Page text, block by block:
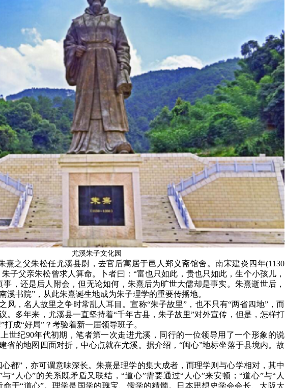
尤溪朱子文化园
熹之父朱松任尤溪县尉，去官后寓居于邑人郑义斋馆舍。南宋建炎四年(1130
子父亲朱松曾求人算命。卜者曰：“富也只如此，贵也只如此，生个小孩儿，
，还是后人附会，但无论如何，朱熹后为旷世大儒却是事实。朱熹逝世后，
溪书院”，从此朱熹诞生地成为朱子理学的重要传播地。
风，名人故里之争时常乱人耳目。宣称“朱子故里”，也不只有“两省四地”，而
。多年来，尤溪县一直坚持着“千年古县，朱子故里”对外宣传，但是，怎样打
成“好局”？考验着新一届领导班子。
世纪90年代初期，笔者第一次走进尤溪，同行的一位领导用了一个形象的说
省的地图四面对折，中心点就在尤溪。据介绍，“闽心”地标坐落于县境内。故
都”，亦可谓意味深长。朱熹是理学的集大成者，而理学则与心学相对，其中
“人心”的关系既矛盾又联结，“道心”需要通过“人心”来安顿；“道心”与“人
命于“道心”。理学是国学的瑰宝、儒学的精髓。日本思想史学会会长、大阪大